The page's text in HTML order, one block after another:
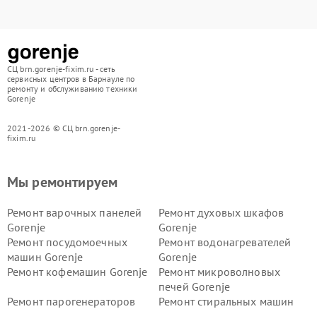
СЦ brn.gorenje-fixim.ru - сеть
сервисных центров в Барнауле по
ремонту и обслуживанию техники
Gorenje
2021-2026 © СЦ brn.gorenje-
fixim.ru
Мы ремонтируем
Ремонт варочных панелей
Gorenje
Ремонт духовых шкафов
Gorenje
Ремонт посудомоечных
машин Gorenje
Ремонт водонагревателей
Gorenje
Ремонт кофемашин Gorenje
Ремонт микроволновых
печей Gorenje
Ремонт парогенераторов
Ремонт стиральных машин